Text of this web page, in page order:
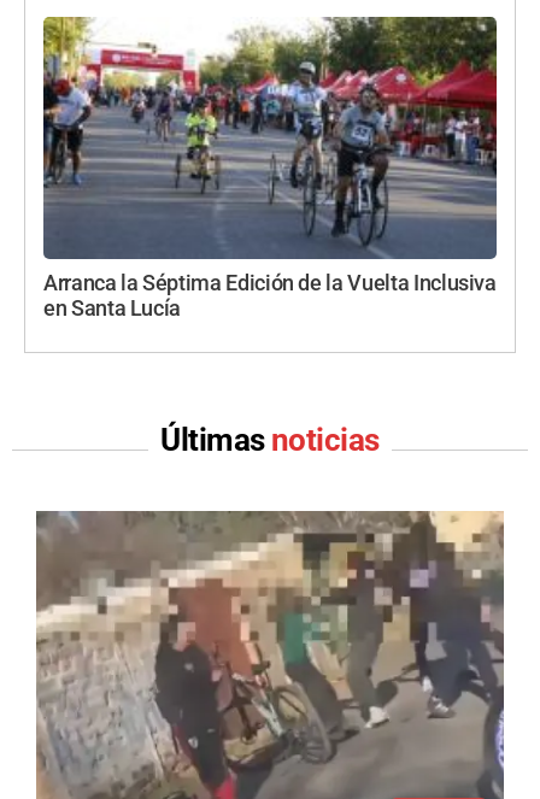
Arranca la Séptima Edición de la Vuelta Inclusiva
en Santa Lucía
Últimas noticias